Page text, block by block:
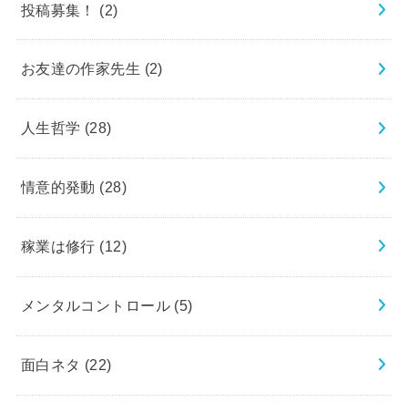
投稿募集！ (2)
お友達の作家先生 (2)
人生哲学 (28)
情意的発動 (28)
稼業は修行 (12)
メンタルコントロール (5)
面白ネタ (22)